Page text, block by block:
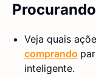
Veja quais
comprando
inteligente.